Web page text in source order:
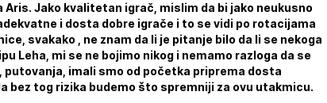
Jako kvalitetan igrač, mislim da bi jako neukusno
i dosta dobre igrače i to se vidi po rotacijama
svakako , ne znam da li je pitanje bilo da li se nekoga
Leha, mi se ne bojimo nikog i nemamo razloga da se
putovanja, imali smo od početka priprema dosta
bez tog rizika budemo što spremniji za ovu utakmicu.